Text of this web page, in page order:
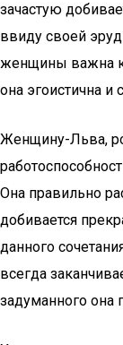
зачастую
ввиду своей
женщины важна
она эгоистична
Женщину-Льва,
Она правильно
добивается
данного
всегда
задуманного она